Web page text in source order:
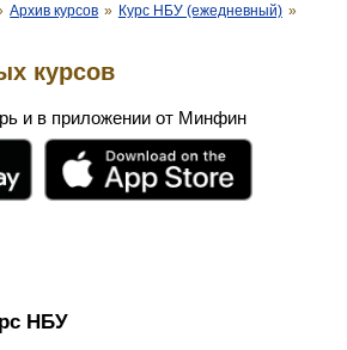
Архив курсов » Курс НБУ (ежедневный) »
курсов
и в приложении от Минфин
НБУ